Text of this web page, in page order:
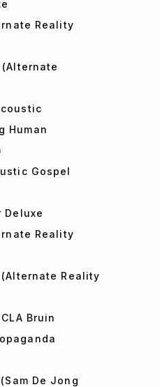
Reality
Human
Gospel
Deluxe
Reality
Reality
Bruin
De Jong